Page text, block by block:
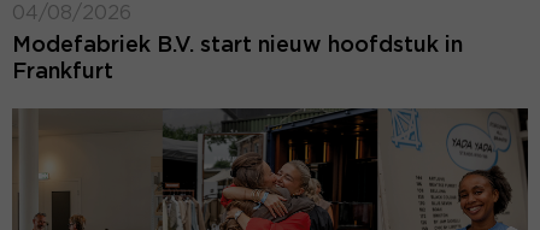
04/08/2026
Modefabriek B.V. start nieuw hoofdstuk in
Frankfurt